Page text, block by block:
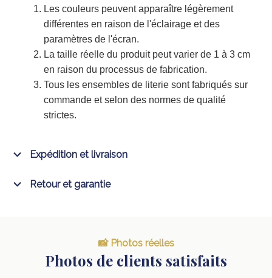
Les couleurs peuvent apparaître légèrement
différentes en raison de l'éclairage et des
paramètres de l'écran.
La taille réelle du produit peut varier de 1 à 3 cm
en raison du processus de fabrication.
Tous les ensembles de literie sont fabriqués sur
commande et selon des normes de qualité
strictes.
Expédition et livraison
Retour et garantie
📸 Photos réelles
Photos de clients satisfaits